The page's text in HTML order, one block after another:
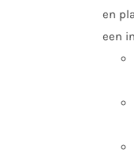
en
een